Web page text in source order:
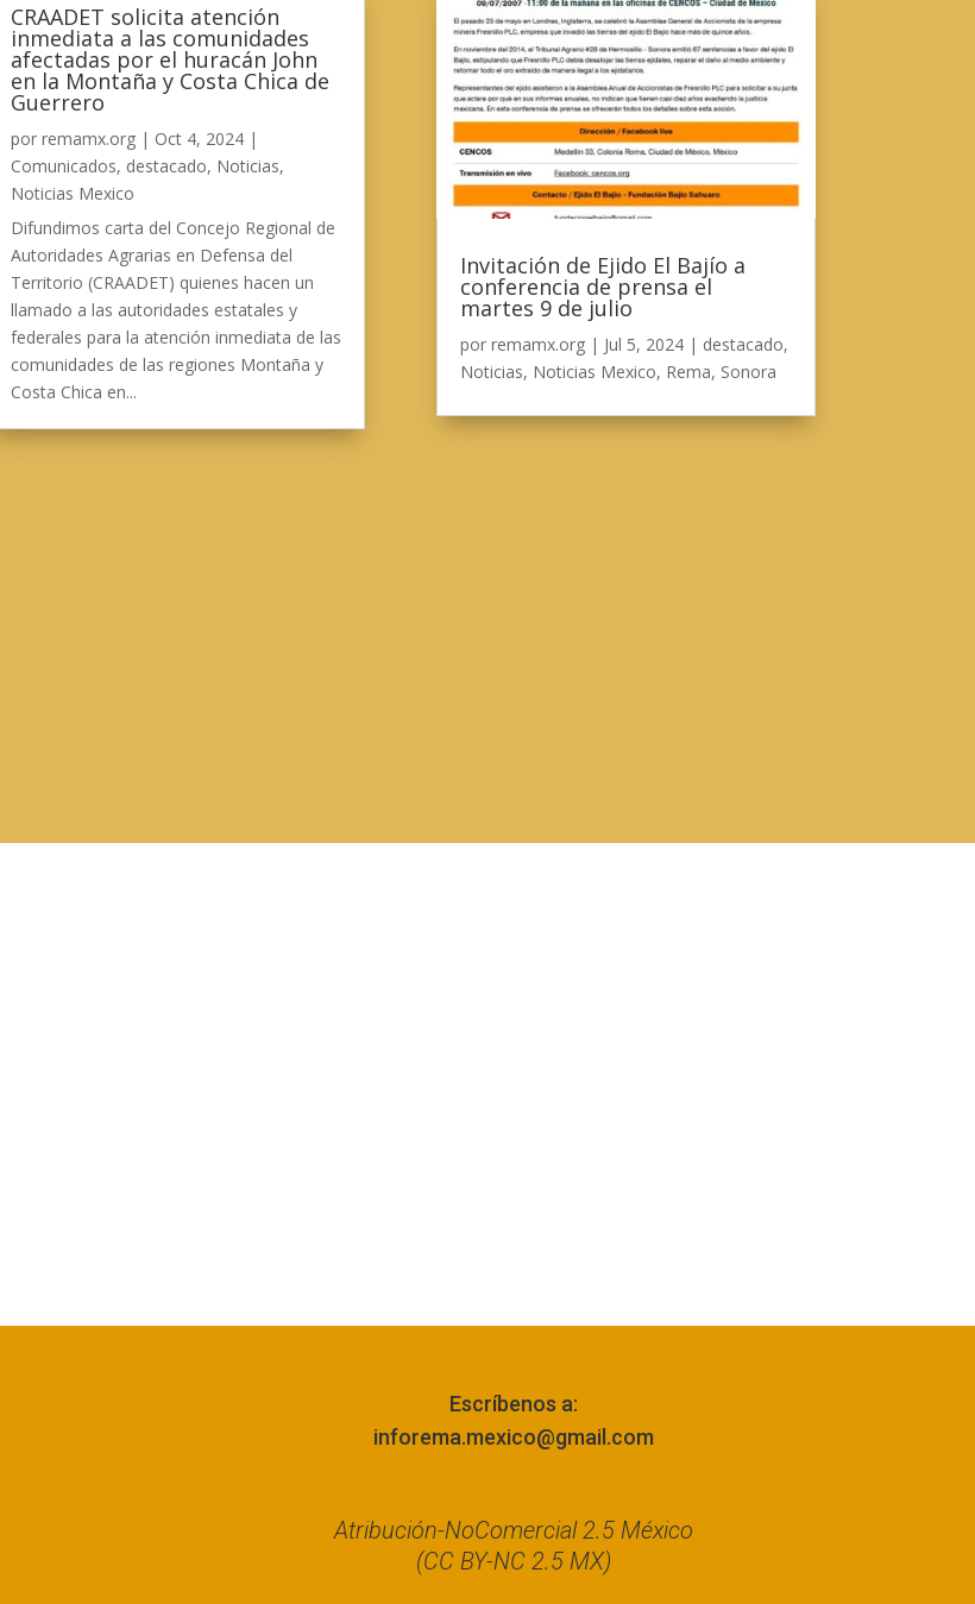
CRAADET solicita atención
inmediata a las comunidades
afectadas por el huracán John
en la Montaña y Costa Chica de
Guerrero
por remamx.org| Oct 4, 2024|
Comunicados, destacado, Noticias,
Noticias Mexico
Difundimos carta del Concejo Regional de
Autoridades Agrarias en Defensa del
Territorio (CRAADET) quienes hacen un
llamado a las autoridades estatales y
federales para la atención inmediata de las
comunidades de las regiones Montaña y
Costa Chica en...
Invitación de Ejido El Bajío a
conferencia de prensa el
martes 9 de julio
por remamx.org| Jul 5, 2024| destacado,
Noticias, Noticias Mexico, Rema, Sonora
Escríbenos a:
inforema.mexico@gmail.com
Atribución-NoComercial 2.5 México
(CC BY-NC 2.5 MX)